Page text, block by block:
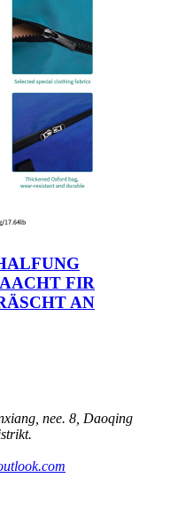
FIR
AN
nee. 8, Daoqing